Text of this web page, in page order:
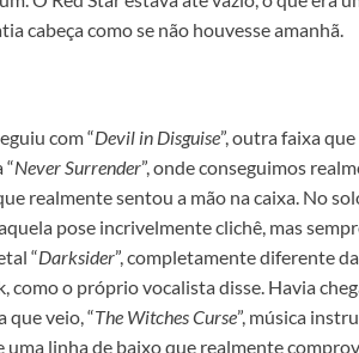
cabeça como se não houvesse amanhã.
com “Devil in Disguise”, outra faixa
Never Surrender”, onde conseguimos
realmente sentou a mão na caixa. No
pose incrivelmente clichê, mas
“Darksider”, completamente diferente
como o próprio vocalista disse. Havia
que veio, “The Witches Curse”, música
uma linha de baixo que realmente